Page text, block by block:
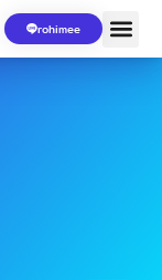
rohimee